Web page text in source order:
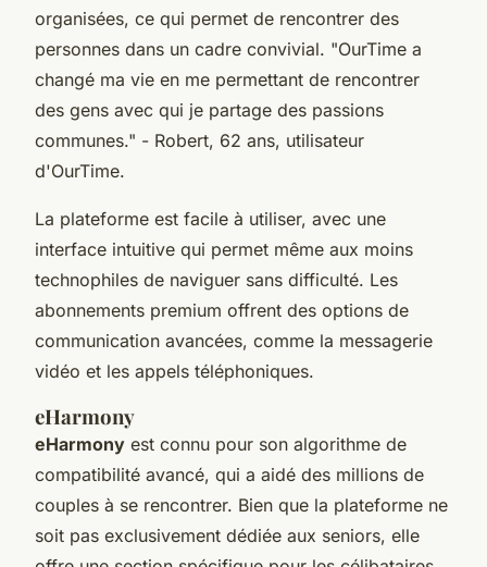
organisées, ce qui permet de rencontrer des
personnes dans un cadre convivial. "OurTime a
changé ma vie en me permettant de rencontrer
des gens avec qui je partage des passions
communes." - Robert, 62 ans, utilisateur
d'OurTime.
La plateforme est facile à utiliser, avec une
interface intuitive qui permet même aux moins
technophiles de naviguer sans difficulté. Les
abonnements premium offrent des options de
communication avancées, comme la messagerie
vidéo et les appels téléphoniques.
eHarmony
eHarmony est connu pour son algorithme de
compatibilité avancé, qui a aidé des millions de
couples à se rencontrer. Bien que la plateforme ne
soit pas exclusivement dédiée aux seniors, elle